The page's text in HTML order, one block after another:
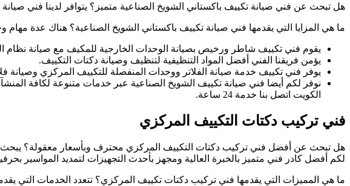
هل تبحث عن فني صيانة تكييف باكستاني الشويخ الصناعية متميز؟ يتوافر لدينا فني
ما هي المزايا التي يقدمها فني صيانة تكييف باكستاني الشويخ الصناعية؟ هناك عدة مهام
يقوم فني تكييف شاطر ورخيص بصيانة الوحدات الخارجية للمكيف مع صيانة نظام
يؤمن فريقنا الفني أفضل المواد التنظيفية لتنظيف وصيانة دكتات التكييف.
يوفر فني تكييف خدمة صيانة الفلاتر ووحدات المنفصلة للتكييف المركزي وصيانة
نوفر لكم أيضا فني صيانة تكييف الشويخ الصناعية عبر خدمات متنوعة لكافة
الكويت اتصل بنا خدمة 24 ساعة.
فني تركيب دكتات التكييف المركزي
هل تبحث عن أفضل فني تركيب دكتات التكييف المركزي محترف وبأسعار معقولة؟ يبحث
لكم أفضل كادر فني متميز بالخبرة العالية ومجهز بأحدث التجهيزات لتمديد المواسير
ما هي المميزات التي يقدمها فني تركيب دكتات تكييف المركزي؟ تتعدد الخدمات التي